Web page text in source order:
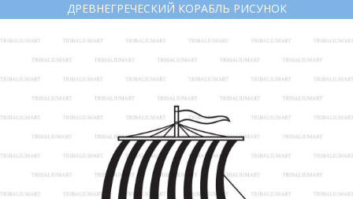
ДРЕВНЕГРЕЧЕСКИЙ КОРАБЛЬ РИСУНОК